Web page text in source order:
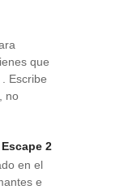
que
Escribe
no
2
en el
e